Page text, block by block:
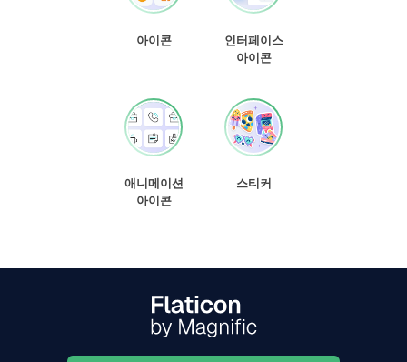
아이콘
인터페이스
아이콘
애니메이션
아이콘
스티커